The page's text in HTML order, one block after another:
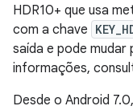
HDR10+ que usa
com a chave
saída e pode mudar
informações,
Desde o Android